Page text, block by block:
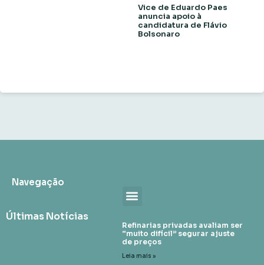
Vice de Eduardo Paes
anuncia apoio à
candidatura de Flávio
Bolsonaro
Navegação
Últimas Notícias
Refinarias privadas avaliam ser
“muito difícil” segurar ajuste
de preços
Leia mais »